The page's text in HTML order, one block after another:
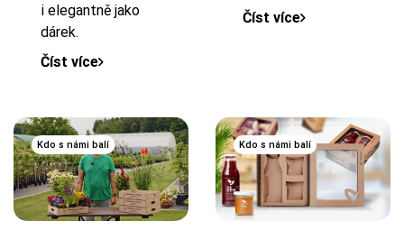
i elegantně jako
dárek.
Číst více
Číst více
Kdo s námi balí Kdo s námi balí